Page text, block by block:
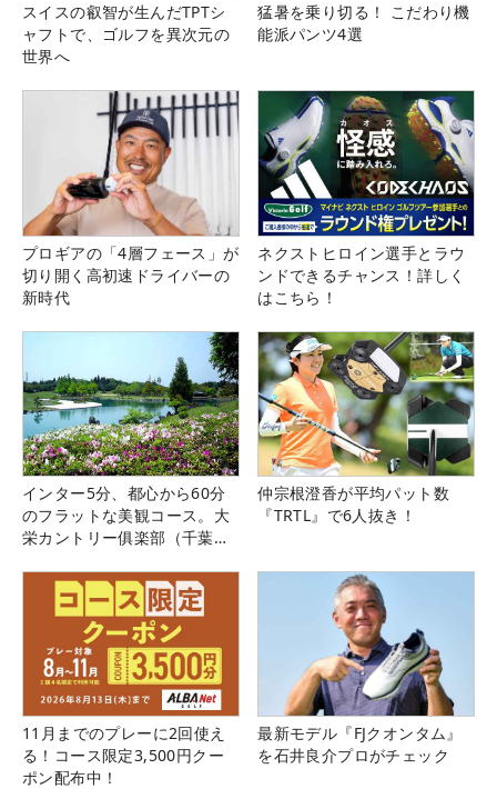
スイスの叡智が生んだTPTシ
ャフトで、ゴルフを異次元の
世界へ
猛暑を乗り切る！ こだわり機
能派パンツ4選
プロギアの「4層フェース」が
切り開く高初速ドライバーの
新時代
ネクストヒロイン選手とラウ
ンドできるチャンス！詳しく
はこちら！
インター5分、都心から60分
のフラットな美観コース。大
栄カントリー俱楽部（千葉
仲宗根澄香が平均パット数
『TRTL』で6人抜き！
11月までのプレーに2回使え
る！コース限定3,500円クー
ポン配布中！
最新モデル『FJクオンタム』
を石井良介プロがチェック